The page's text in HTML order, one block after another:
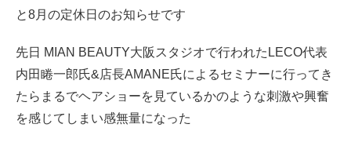
と8月の定休日のお知らせです
先日 MIAN BEAUTY大阪スタジオで行われたLECO代表
内田睠一郎氏&店長AMANE氏によるセミナーに行ってき
たらまるでヘアショーを見ているかのような刺激や興奮
を感じてしまい感無量になった